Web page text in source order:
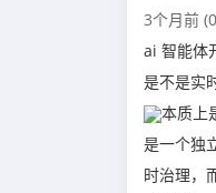
3个月前
ai 智能体
是不是实
本质上
是一个独
时治理，